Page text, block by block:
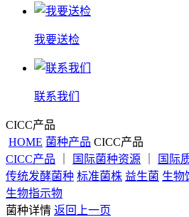
我要送检
联系我们
CICC产品
HOME 菌种产品 CICC产品
CICC产品
国际菌种资源
国际
传统发酵菌种 标准菌株 益生菌 生物
生物指示物
菌种详情 返回上一页